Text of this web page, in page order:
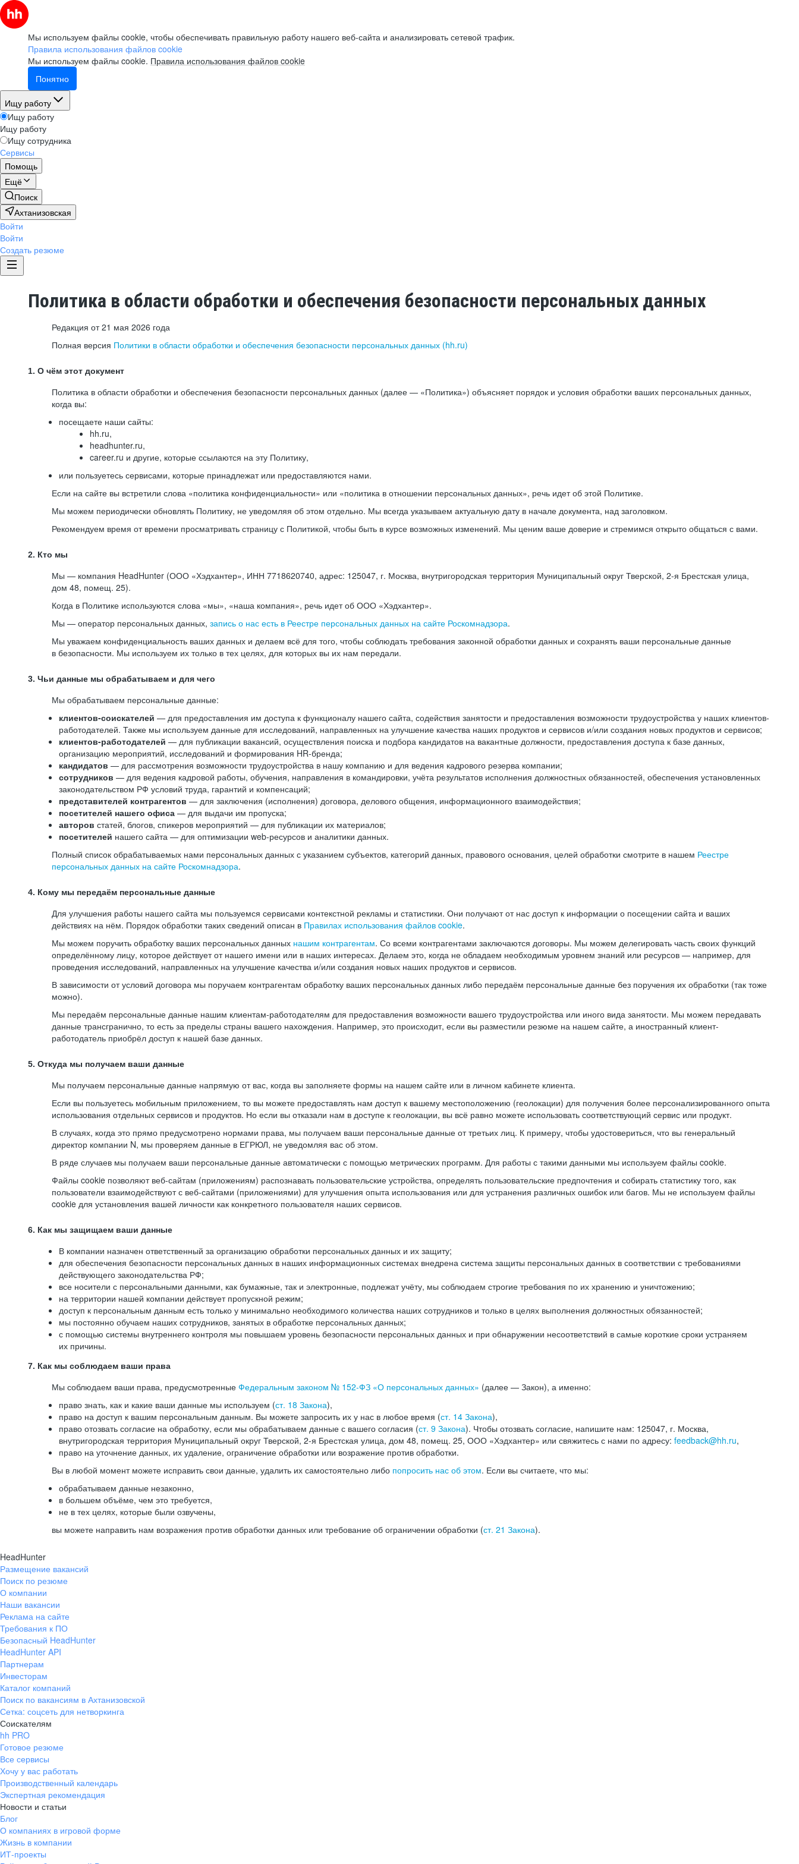
Мы используем файлы cookie, чтобы обеспечивать правильную работу нашего веб-сайта и анализировать сетевой трафик.
Правила использования файлов cookie
Мы используем файлы cookie. Правила использования файлов cookie
Понятно
Ищу работу
Ищу работу
Ищу работу
Ищу сотрудника
Сервисы
Помощь
Ещё
Поиск
Ахтанизовская
Войти
Войти
Создать резюме
Политика в области обработки и обеспечения безопасности персональных данных
Редакция от 21 мая 2026 года
Полная версия Политики в области обработки и обеспечения безопасности персональных данных (hh.ru)
1. О чём этот документ
Политика в области обработки и обеспечения безопасности персональных данных (далее — «Политика») объясняет порядок и условия обработки ваших персональных данных,
когда вы:
посещаете наши сайты:
hh.ru,
headhunter.ru,
career.ru и другие, которые ссылаются на эту Политику,
или пользуетесь сервисами, которые принадлежат или предоставляются нами.
Если на сайте вы встретили слова «политика конфиденциальности» или «политика в отношении персональных данных», речь идет об этой Политике.
Мы можем периодически обновлять Политику, не уведомляя об этом отдельно. Мы всегда указываем актуальную дату в начале документа, над заголовком.
Рекомендуем время от времени просматривать страницу с Политикой, чтобы быть в курсе возможных изменений. Мы ценим ваше доверие и стремимся открыто общаться с вами.
2. Кто мы
Мы — компания HeadHunter (ООО «Хэдхантер», ИНН 7718620740, адрес: 125047, г. Москва, внутригородская территория Муниципальный округ Тверской, 2-я Брестская улица,
дом 48, помещ. 25).
Когда в Политике используются слова «мы», «наша компания», речь идет об ООО «Хэдхантер».
Мы — оператор персональных данных, запись о нас есть в Реестре персональных данных на сайте Роскомнадзора.
Мы уважаем конфиденциальность ваших данных и делаем всё для того, чтобы соблюдать требования законной обработки данных и сохранять ваши персональные данные
в безопасности. Мы используем их только в тех целях, для которых вы их нам передали.
3. Чьи данные мы обрабатываем и для чего
Мы обрабатываем персональные данные:
клиентов-соискателей — для предоставления им доступа к функционалу нашего сайта, содействия занятости и предоставления возможности трудоустройства у наших клиентов-
работодателей. Также мы используем данные для исследований, направленных на улучшение качества наших продуктов и сервисов и/или создания новых продуктов и сервисов;
клиентов-работодателей — для публикации вакансий, осуществления поиска и подбора кандидатов на вакантные должности, предоставления доступа к базе данных,
организацию мероприятий, исследований и формирования HR-бренда;
кандидатов — для рассмотрения возможности трудоустройства в нашу компанию и для ведения кадрового резерва компании;
сотрудников — для ведения кадровой работы, обучения, направления в командировки, учёта результатов исполнения должностных обязанностей, обеспечения установленных
законодательством РФ условий труда, гарантий и компенсаций;
представителей контрагентов — для заключения (исполнения) договора, делового общения, информационного взаимодействия;
посетителей нашего офиса — для выдачи им пропуска;
авторов статей, блогов, спикеров мероприятий — для публикации их материалов;
посетителей нашего сайта — для оптимизации web-ресурсов и аналитики данных.
Полный список обрабатываемых нами персональных данных с указанием субъектов, категорий данных, правового основания, целей обработки смотрите в нашем Реестре
персональных данных на сайте Роскомнадзора.
4. Кому мы передаём персональные данные
Для улучшения работы нашего сайта мы пользуемся сервисами контекстной рекламы и статистики. Они получают от нас доступ к информации о посещении сайта и ваших
действиях на нём. Порядок обработки таких сведений описан в Правилах использования файлов cookie.
Мы можем поручить обработку ваших персональных данных нашим контрагентам. Со всеми контрагентами заключаются договоры. Мы можем делегировать часть своих функций
определённому лицу, которое действует от нашего имени или в наших интересах. Делаем это, когда не обладаем необходимым уровнем знаний или ресурсов — например, для
проведения исследований, направленных на улучшение качества и/или создания новых наших продуктов и сервисов.
В зависимости от условий договора мы поручаем контрагентам обработку ваших персональных данных либо передаём персональные данные без поручения их обработки (так тоже
можно).
Мы передаём персональные данные нашим клиентам-работодателям для предоставления возможности вашего трудоустройства или иного вида занятости. Мы можем передавать
данные трансгранично, то есть за пределы страны вашего нахождения. Например, это происходит, если вы разместили резюме на нашем сайте, а иностранный клиент-
работодатель приобрёл доступ к нашей базе данных.
5. Откуда мы получаем ваши данные
Мы получаем персональные данные напрямую от вас, когда вы заполняете формы на нашем сайте или в личном кабинете клиента.
Если вы пользуетесь мобильным приложением, то вы можете предоставлять нам доступ к вашему местоположению (геолокации) для получения более персонализированного опыта
использования отдельных сервисов и продуктов. Но если вы отказали нам в доступе к геолокации, вы всё равно можете использовать соответствующий сервис или продукт.
В случаях, когда это прямо предусмотрено нормами права, мы получаем ваши персональные данные от третьих лиц. К примеру, чтобы удостовериться, что вы генеральный
директор компании N, мы проверяем данные в ЕГРЮЛ, не уведомляя вас об этом.
В ряде случаев мы получаем ваши персональные данные автоматически с помощью метрических программ. Для работы с такими данными мы используем файлы cookie.
Файлы cookie позволяют веб-сайтам (приложениям) распознавать пользовательские устройства, определять пользовательские предпочтения и собирать статистику того, как
пользователи взаимодействуют с веб-сайтами (приложениями) для улучшения опыта использования или для устранения различных ошибок или багов. Мы не используем файлы
cookie для установления вашей личности как конкретного пользователя наших сервисов.
6. Как мы защищаем ваши данные
В компании назначен ответственный за организацию обработки персональных данных и их защиту;
для обеспечения безопасности персональных данных в наших информационных системах внедрена система защиты персональных данных в соответствии с требованиями
действующего законодательства РФ;
все носители с персональными данными, как бумажные, так и электронные, подлежат учёту, мы соблюдаем строгие требования по их хранению и уничтожению;
на территории нашей компании действует пропускной режим;
доступ к персональным данным есть только у минимально необходимого количества наших сотрудников и только в целях выполнения должностных обязанностей;
мы постоянно обучаем наших сотрудников, занятых в обработке персональных данных;
с помощью системы внутреннего контроля мы повышаем уровень безопасности персональных данных и при обнаружении несоответствий в самые короткие сроки устраняем
их причины.
7. Как мы соблюдаем ваши права
Мы соблюдаем ваши права, предусмотренные Федеральным законом № 152-ФЗ «О персональных данных» (далее — Закон), а именно:
право знать, как и какие ваши данные мы используем (ст. 18 Закона),
право на доступ к вашим персональным данным. Вы можете запросить их у нас в любое время (ст. 14 Закона),
право отозвать согласие на обработку, если мы обрабатываем данные с вашего согласия (ст. 9 Закона). Чтобы отозвать согласие, напишите нам: 125047, г. Москва,
внутригородская территория Муниципальный округ Тверской, 2-я Брестская улица, дом 48, помещ. 25, ООО «Хэдхантер» или свяжитесь с нами по адресу: feedback@hh.ru,
право на уточнение данных, их удаление, ограничение обработки или возражение против обработки.
Вы в любой момент можете исправить свои данные, удалить их самостоятельно либо попросить нас об этом. Если вы считаете, что мы:
обрабатываем данные незаконно,
в большем объёме, чем это требуется,
не в тех целях, которые были озвучены,
вы можете направить нам возражения против обработки данных или требование об ограничении обработки (ст. 21 Закона).
HeadHunter
Размещение вакансий
Поиск по резюме
О компании
Наши вакансии
Реклама на сайте
Требования к ПО
Безопасный HeadHunter
HeadHunter API
Партнерам
Инвесторам
Каталог компаний
Поиск по вакансиям в Ахтанизовской
Сетка: соцсеть для нетворкинга
Соискателям
hh PRO
Готовое резюме
Все сервисы
Хочу у вас работать
Производственный календарь
Экспертная рекомендация
Новости и статьи
Блог
О компаниях в игровой форме
Жизнь в компании
ИТ-проекты